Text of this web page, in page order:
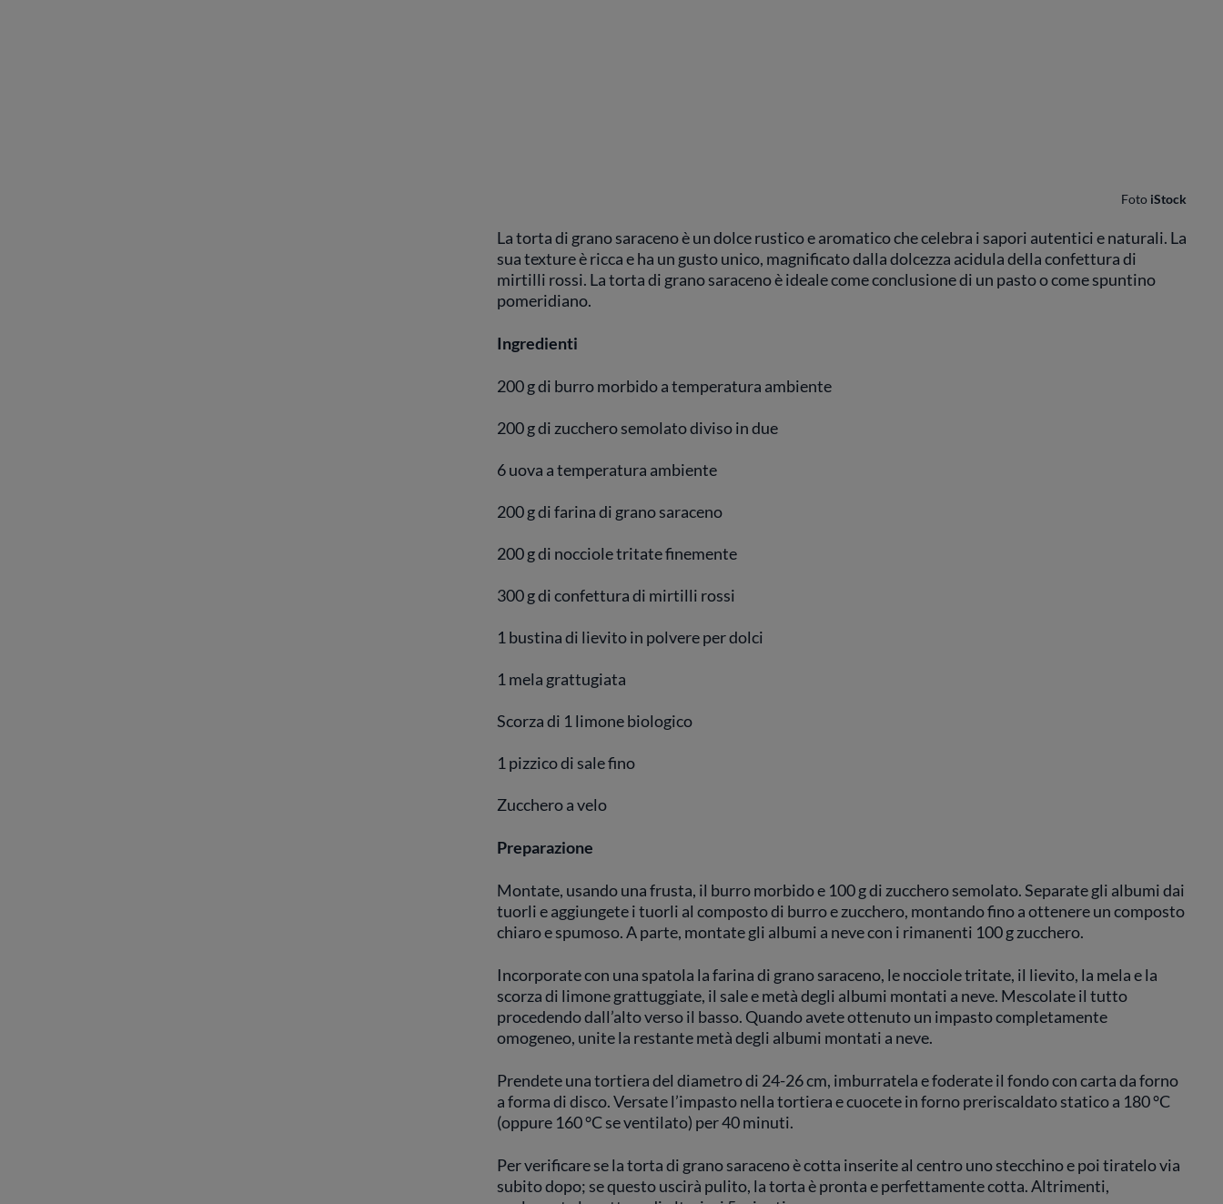
Foto iStock
La torta di grano saraceno è un dolce rustico e aromatico che celebra i sapori autentici e naturali. La
sua texture è ricca e ha un gusto unico, magnificato dalla dolcezza acidula della confettura di
mirtilli rossi. La torta di grano saraceno è ideale come conclusione di un pasto o come spuntino
pomeridiano.
Ingredienti
200 g di burro morbido a temperatura ambiente
200 g di zucchero semolato diviso in due
6 uova a temperatura ambiente
200 g di farina di grano saraceno
200 g di nocciole tritate finemente
300 g di confettura di mirtilli rossi
1 bustina di lievito in polvere per dolci
1 mela grattugiata
Scorza di 1 limone biologico
1 pizzico di sale fino
Zucchero a velo
Preparazione
Montate, usando una frusta, il burro morbido e 100 g di zucchero semolato. Separate gli albumi dai
tuorli e aggiungete i tuorli al composto di burro e zucchero, montando fino a ottenere un composto
chiaro e spumoso. A parte, montate gli albumi a neve con i rimanenti 100 g zucchero.
Incorporate con una spatola la farina di grano saraceno, le nocciole tritate, il lievito, la mela e la
scorza di limone grattuggiate, il sale e metà degli albumi montati a neve. Mescolate il tutto
procedendo dall’alto verso il basso. Quando avete ottenuto un impasto completamente
omogeneo, unite la restante metà degli albumi montati a neve.
Prendete una tortiera del diametro di 24-26 cm, imburratela e foderate il fondo con carta da forno
a forma di disco. Versate l’impasto nella tortiera e cuocete in forno preriscaldato statico a 180 °C
(oppure 160 °C se ventilato) per 40 minuti.
Per verificare se la torta di grano saraceno è cotta inserite al centro uno stecchino e poi tiratelo via
subito dopo; se questo uscirà pulito, la torta è pronta e perfettamente cotta. Altrimenti,